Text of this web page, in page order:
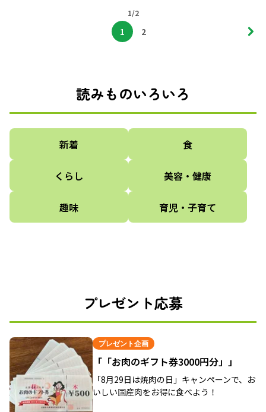
1/2
1 2
読みものいろいろ
新着 食
くらし 美容・健康
趣味 育児・子育て
プレゼント応募
プレゼント企画
「「お肉のギフト券3000円分」」
「8月29日は焼肉の日」キャンペーンで、お
いしい国産肉をお得に食べよう！